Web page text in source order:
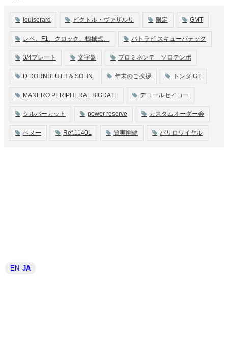
louiserard ビクトル・ヴァザルリ 限定 GMT
レペ、F1、クロック、機械式、 パトラビ スキューバテック
3/4プレート 文字盤 プロミネンテ ソロテンポ
D.DORNBLÜTH & SOHN 年末のご挨拶 トンダ GT
MANERO PERIPHERAL BIGDATE デコールセイコー
シルバーカット power reserve カスタムオーダー会
ベヌー Ref.1140L 質実剛健 パリロワイヤル
EN JA